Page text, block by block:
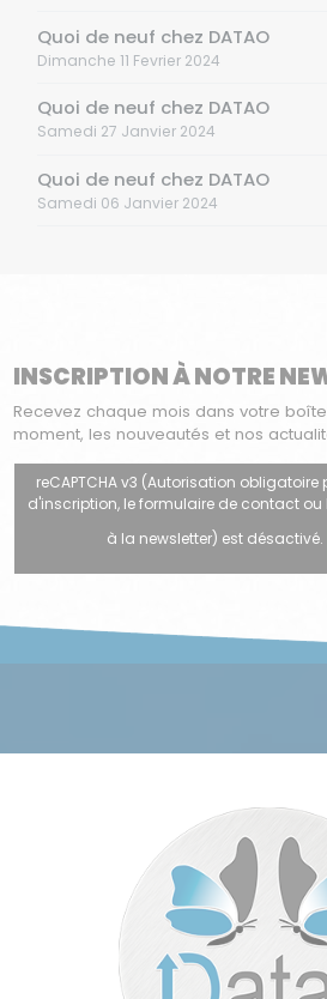
Quoi de neuf chez DATAO
Dimanche 11 Fevrier 2024
Quoi de neuf chez DATAO
Samedi 27 Janvier 2024
Quoi de neuf chez DATAO
Samedi 06 Janvier 2024
INSCRIPTION À NOTRE
Recevez chaque mois dans votre
moment, les nouveautés et nos
reCAPTCHA v3 (Autorisation
d'inscription, le formulaire de contact
à la newsletter) est désactivé.